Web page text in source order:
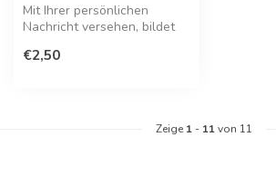
Mit Ihrer persönlichen
Nachricht versehen, bildet
Klappkarte m...
€2,50
Zeige 1 - 11von 11